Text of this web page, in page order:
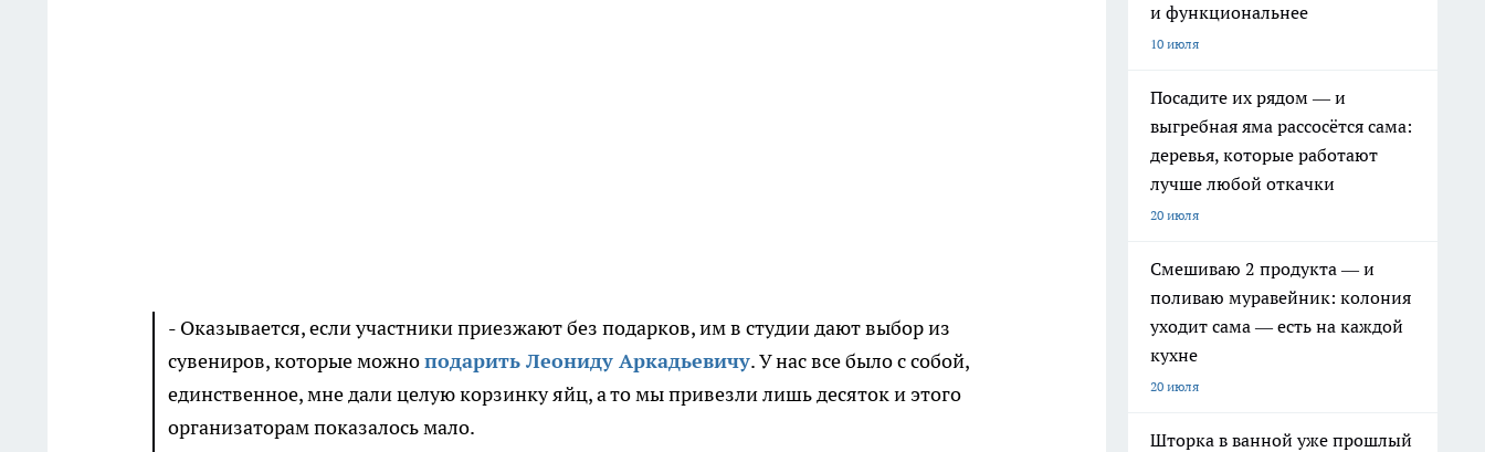
- Оказывается, если участники приезжают без подарков, им в студии дают выбор из
сувениров, которые можноподарить Леониду Аркадьевичу. У нас все было с собой,
единственное, мне дали целую корзинку яйц, а то мы привезли лишь десяток и этого
организаторам показалось мало.
и функциональнее
10 июля
Посадите их рядом — и
выгребная яма рассосётся сама:
деревья, которые работают
лучше любой откачки
20 июля
Смешиваю 2 продукта — и
поливаю муравейник: колония
уходит сама — есть на каждой
кухне
20 июля
Шторка в ванной уже прошлый